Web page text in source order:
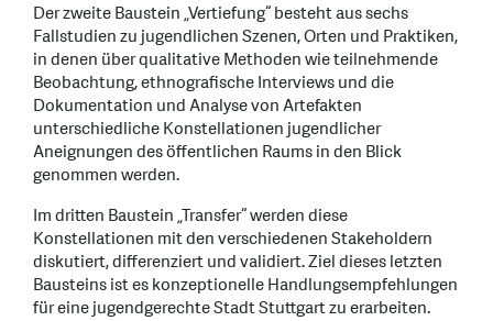
Der zweite Baustein „Vertiefung“ besteht aus sechs
Fallstudien zu jugendlichen Szenen, Orten und Praktiken,
in denen über qualitative Methoden wie teilnehmende
Beobachtung, ethnografische Interviews und die
Dokumentation und Analyse von Artefakten
unterschiedliche Konstellationen jugendlicher
Aneignungen des öffentlichen Raums in den Blick
genommen werden.
Im dritten Baustein „Transfer“ werden diese
Konstellationen mit den verschiedenen Stakeholdern
diskutiert, differenziert und validiert. Ziel dieses letzten
Bausteins ist es konzeptionelle Handlungsempfehlungen
für eine jugendgerechte Stadt Stuttgart zu erarbeiten.